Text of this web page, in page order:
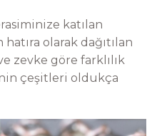
katılan
olarak dağıtılan
zevke göre farklılık
çeşitleri oldukça